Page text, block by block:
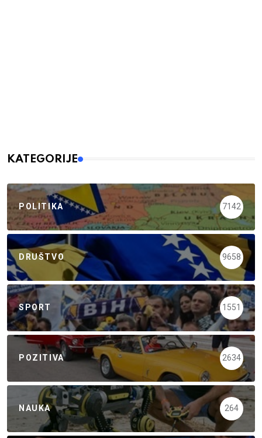
KATEGORIJE
POLITIKA 7142
DRUŠTVO 9658
SPORT 1551
POZITIVA 2634
NAUKA 264